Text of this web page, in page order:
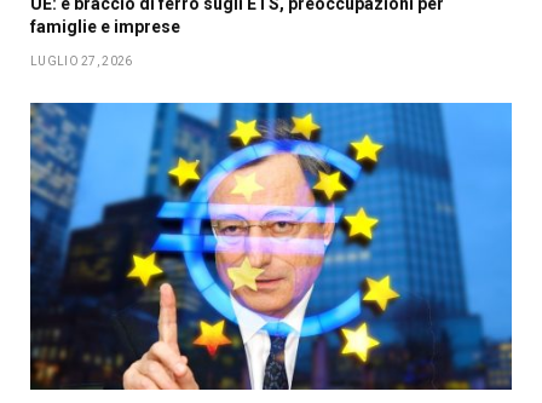
UE: è braccio di ferro sugli ETS, preoccupazioni per
famiglie e imprese
LUGLIO 27, 2026